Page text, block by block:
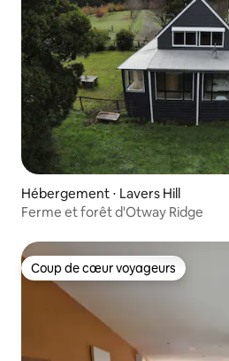
Hébergement ⋅ Lavers Hill
Ferme et forêt d'Otway Ridge
Coup de cœur voyageurs
Coup de cœur voyageurs